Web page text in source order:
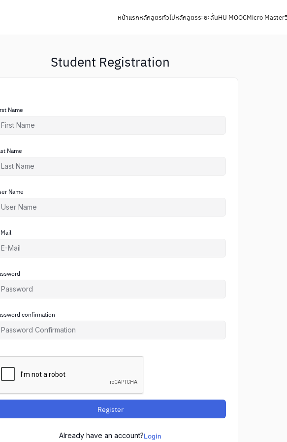
หน้าแรกหลักสูตรทั่วไปหลักสูตรระยะสั้นHU MOOCMicro Master
Student Registration
Name
Name
Name
confirmation
Register
Already have an account?Login